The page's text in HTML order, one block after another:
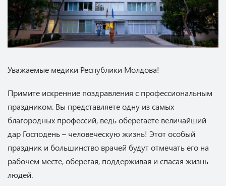
Уважаемые медики Республики Молдова!
Примите искренние поздравления с профессиональным
праздником. Вы представляете одну из самых
благородных профессий, ведь оберегаете величайший
дар Господень – человеческую жизнь! Этот особый
праздник и большинство врачей будут отмечать его на
рабочем месте, оберегая, поддерживая и спасая жизнь
людей.